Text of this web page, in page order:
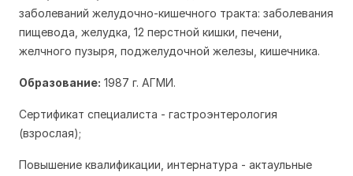
заболеваний желудочно-кишечного тракта: заболевания
пищевода, желудка, 12 перстной кишки, печени,
желчного пузыря, поджелудочной железы, кишечника.
Образование: 1987 г. АГМИ.
Сертификат специалиста - гастроэнтерология
(взрослая);
Повышение квалификации, интернатура - актаульные